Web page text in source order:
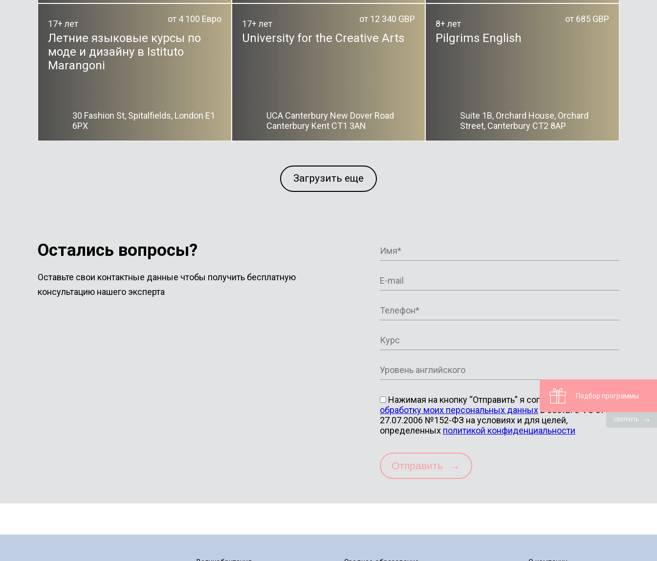
17+ лет
Летние языковые курсы по
моде и дизайну в Istituto
Marangoni
от 4 100 Евро
30 Fashion St, Spitalfields, London E1
6PX
17+ лет
University for the Creative Arts
от 12 340 GBP
UCA Canterbury New Dover Road
Canterbury Kent CT1 3AN
8+ лет
Pilgrims English
от 685 GBP
Suite 1B, Orchard House, Orchard
Street, Canterbury CT2 8AP
Загрузить еще
Остались вопросы?
Оставьте свои контактные данные чтобы получить бесплатную
консультацию нашего эксперта
Нажимая на кнопку “Отправить” я соглашаюсь на
обработку моих персональных данныхв соотв. с ФЗ от
27.07.2006 №152-ФЗ на условиях и для целей,
определенных политикой конфиденциальности
Отправить →
Подбор программы
СВЕРНУТЬ